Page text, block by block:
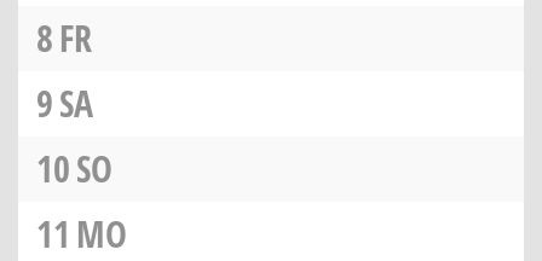
8FR
9SA
10SO
11 MO